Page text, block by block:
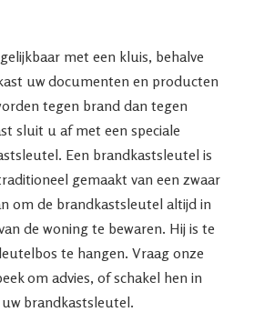
met een kluis, behalve
uw documenten en producten
tegen brand dan tegen
sluit u af met een speciale
Een brandkastsleutel is
gemaakt van een zwaar
om de brandkastsleutel altijd in
de woning te bewaren. Hij is te
te hangen. Vraag onze
om advies, of schakel hen in
brandkastsleutel.